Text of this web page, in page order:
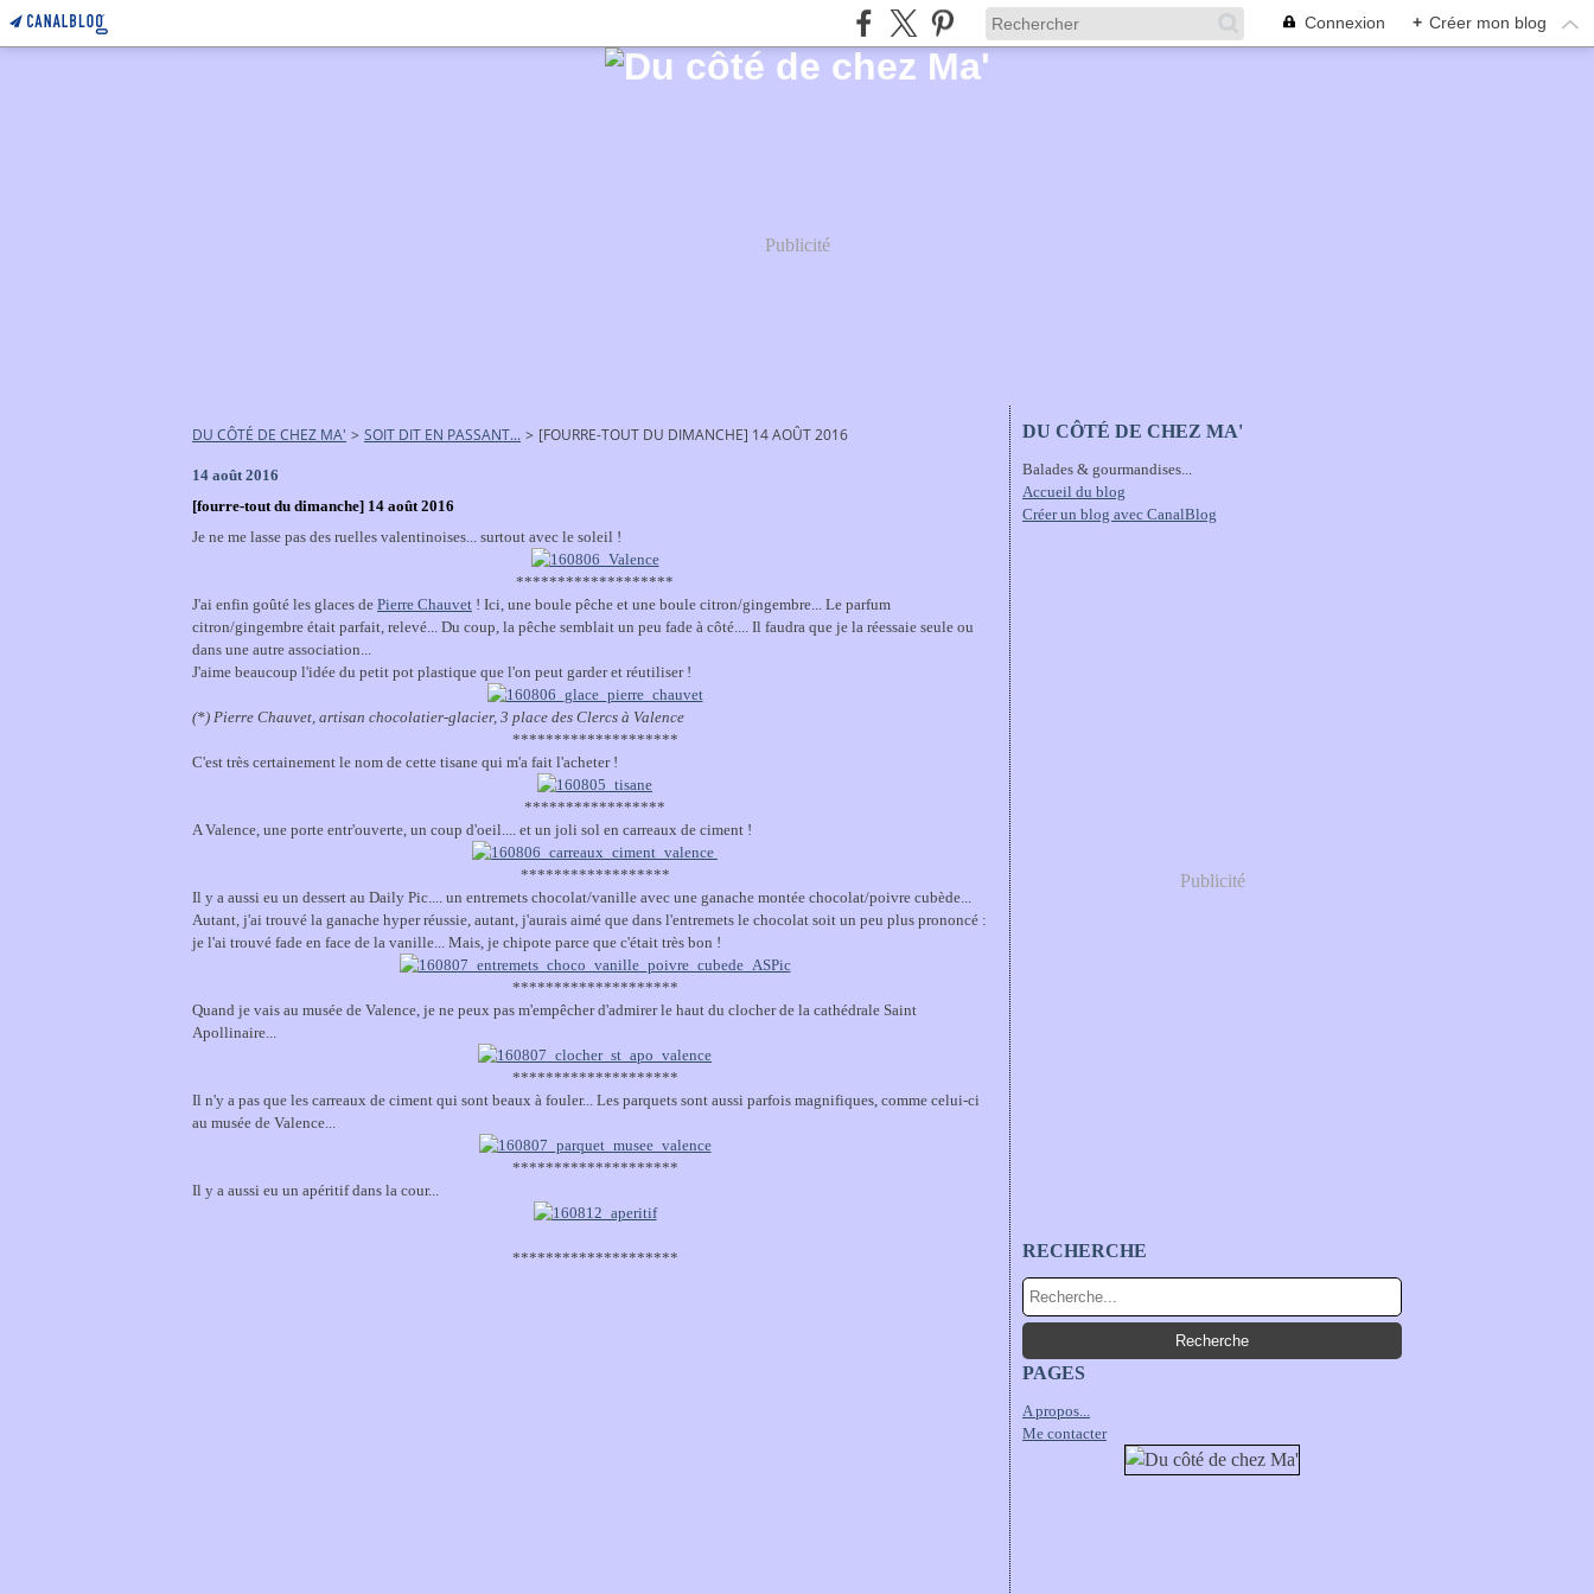
Connexion + Créer mon blog
Publicité
DU CÔTÉ DE CHEZ MA' > SOIT DIT EN PASSANT... > [FOURRE-TOUT DU DIMANCHE] 14 AOÛT 2016
14 août 2016
[fourre-tout du dimanche] 14 août 2016
Je ne me lasse pas des ruelles valentinoises... surtout avec le soleil !
*******************
J'ai enfin goûté les glaces de Pierre Chauvet ! Ici, une boule pêche et une boule citron/gingembre... Le parfum
citron/gingembre était parfait, relevé... Du coup, la pêche semblait un peu fade à côté.... Il faudra que je la réessaie seule ou
dans une autre association...
J'aime beaucoup l'idée du petit pot plastique que l'on peut garder et réutiliser !
(*) Pierre Chauvet, artisan chocolatier-glacier, 3 place des Clercs à Valence
********************
C'est très certainement le nom de cette tisane qui m'a fait l'acheter !
*****************
A Valence, une porte entr'ouverte, un coup d'oeil.... et un joli sol en carreaux de ciment !
******************
Il y a aussi eu un dessert au Daily Pic.... un entremets chocolat/vanille avec une ganache montée chocolat/poivre cubède...
Autant, j'ai trouvé la ganache hyper réussie, autant, j'aurais aimé que dans l'entremets le chocolat soit un peu plus prononcé :
je l'ai trouvé fade en face de la vanille... Mais, je chipote parce que c'était très bon !
********************
Quand je vais au musée de Valence, je ne peux pas m'empêcher d'admirer le haut du clocher de la cathédrale Saint
Apollinaire...
********************
Il n'y a pas que les carreaux de ciment qui sont beaux à fouler... Les parquets sont aussi parfois magnifiques, comme celui-ci
au musée de Valence...
********************
Il y a aussi eu un apéritif dans la cour...
********************
DU CÔTÉ DE CHEZ MA'
Balades & gourmandises...
Accueil du blog
Créer un blog avec CanalBlog
Publicité
RECHERCHE
PAGES
A propos...
Me contacter